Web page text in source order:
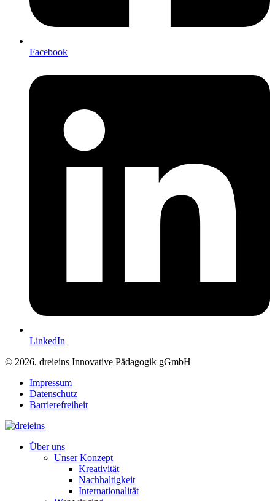
Facebook
LinkedIn
© 2026, dreieins Innovative Pädagogik gGmbH
Impressum
Datenschutz
Barrierefreiheit
Über uns
Unser Konzept
Kreativität
Nachhaltigkeit
Internationalität